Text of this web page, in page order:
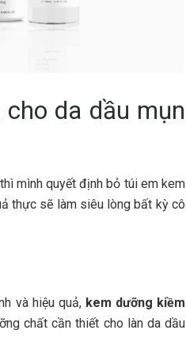
da dầu mụn
mình quyết định bỏ túi em kem
thực sẽ làm siêu lòng bất kỳ cô
và hiệu quả, kem dưỡng kiềm
chất cần thiết cho làn da dầu